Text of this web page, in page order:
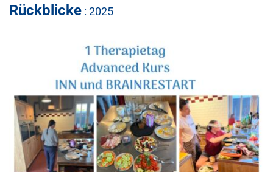
Rückblicke : 2025